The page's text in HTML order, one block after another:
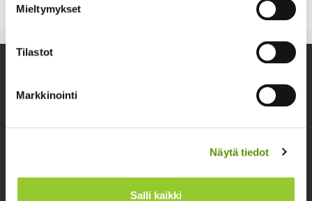
Mieltymykset
Tilastot
Markkinointi
Näytä tiedot
Salli kaikki
Asiakaspalvelu avoinna arkisin klo 10-17
02 631 9700
Keskuskatu 40, Aito kaupan yhteydessä. 38700